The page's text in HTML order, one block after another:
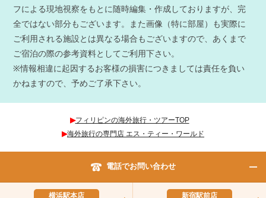
フによる現地視察をもとに随時編集・作成しておりますが、完
全ではない部分もございます。また画像（特に部屋）も実際に
ご利用される施設とは異なる場合もございますので、あくまで
ご宿泊の際の参考資料としてご利用下さい。
※情報相違に起因するお客様の損害につきましては責任を負い
かねますので、予めご了承下さい。
▶︎フィリピンの海外旅行・ツアーTOP
▶︎海外旅行の専門店 エス・ティー・ワールド
電話でお問い合わせ
横浜駅本店
新宿駅前店